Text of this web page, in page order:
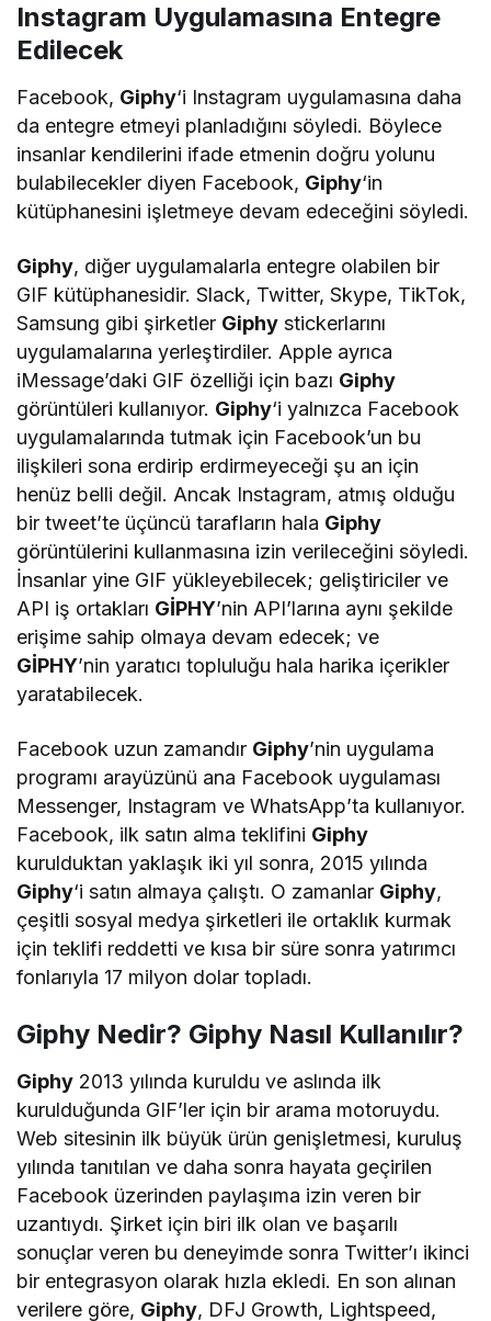
Instagram Uygulamasına Entegre
Edilecek
Facebook, Giphy‘i Instagram uygulamasına daha
da entegre etmeyi planladığını söyledi. Böylece
insanlar kendilerini ifade etmenin doğru yolunu
bulabilecekler diyen Facebook, Giphy‘in
kütüphanesini işletmeye devam edeceğini söyledi.
Giphy, diğer uygulamalarla entegre olabilen bir
GIF kütüphanesidir. Slack, Twitter, Skype, TikTok,
Samsung gibi şirketler Giphy stickerlarını
uygulamalarına yerleştirdiler. Apple ayrıca
iMessage’daki GIF özelliği için bazı Giphy
görüntüleri kullanıyor. Giphy‘i yalnızca Facebook
uygulamalarında tutmak için Facebook’un bu
ilişkileri sona erdirip erdirmeyeceği şu an için
henüz belli değil. Ancak Instagram, atmış olduğu
bir tweet’te üçüncü tarafların hala Giphy
görüntülerini kullanmasına izin verileceğini söyledi.
İnsanlar yine GIF yükleyebilecek; geliştiriciler ve
API iş ortakları GİPHY’nin API’larına aynı şekilde
erişime sahip olmaya devam edecek; ve
GİPHY’nin yaratıcı topluluğu hala harika içerikler
yaratabilecek.
Facebook uzun zamandır Giphy’nin uygulama
programı arayüzünü ana Facebook uygulaması
Messenger, Instagram ve WhatsApp’ta kullanıyor.
Facebook, ilk satın alma teklifini Giphy
kurulduktan yaklaşık iki yıl sonra, 2015 yılında
Giphy‘i satın almaya çalıştı. O zamanlar Giphy,
çeşitli sosyal medya şirketleri ile ortaklık kurmak
için teklifi reddetti ve kısa bir süre sonra yatırımcı
fonlarıyla 17 milyon dolar topladı.
Giphy Nedir? Giphy Nasıl Kullanılır?
Giphy 2013 yılında kuruldu ve aslında ilk
kurulduğunda GIF’ler için bir arama motoruydu.
Web sitesinin ilk büyük ürün genişletmesi, kuruluş
yılında tanıtılan ve daha sonra hayata geçirilen
Facebook üzerinden paylaşıma izin veren bir
uzantıydı. Şirket için biri ilk olan ve başarılı
sonuçlar veren bu deneyimde sonra Twitter’ı ikinci
bir entegrasyon olarak hızla ekledi. En son alınan
verilere göre, Giphy, DFJ Growth, Lightspeed,